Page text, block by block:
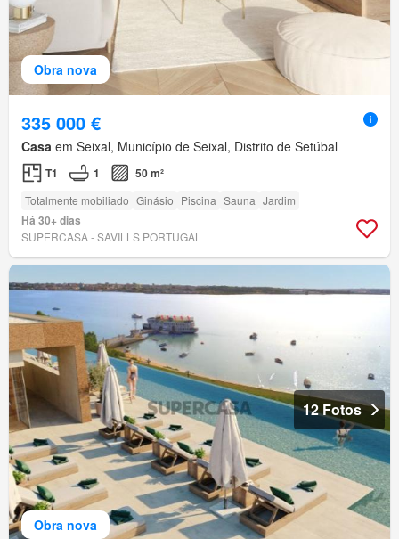
Obra nova
335 000 €
Casa em Seixal, Município de Seixal, Distrito de Setúbal
T1 1 50 m²
Totalmente mobiliado Ginásio Piscina Sauna Jardim
Há 30+ dias
SUPERCASA - SAVILLS PORTUGAL
Obra nova
12 Fotos